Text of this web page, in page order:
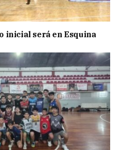
inicial será en Esquina